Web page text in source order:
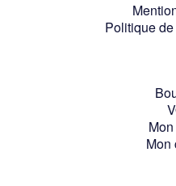
Politique
Mon